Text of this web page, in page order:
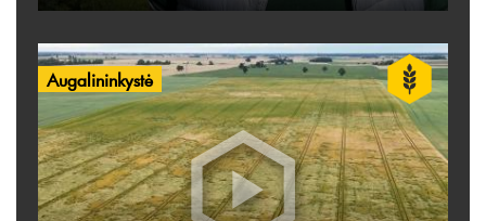
Augalininkystė